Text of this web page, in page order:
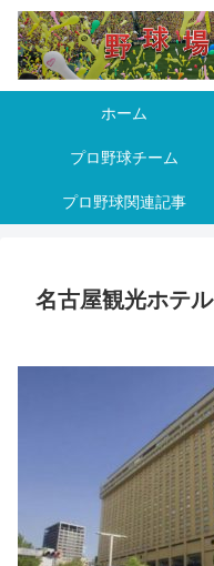
ホーム
プロ野球チーム
プロ野球関連記事
名古屋観光ホテル